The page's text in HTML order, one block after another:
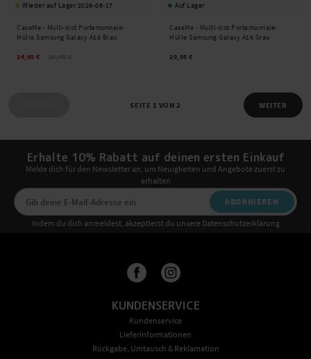
Wieder auf Lager 2026-08-17
CaseMe - Multi-slot Portemonnaie-
Hülle Samsung Galaxy A16 Blau
24,95 €
Auf Lager
CaseMe - Multi-slot Portemonnaie-
Hülle Samsung Galaxy A16 Grau
29,95 €
SEITE 1 VON 2 WEITER
Erhalte 10% Rabatt auf deinen ersten Einkauf
Melde dich für den Newsletter an, um Neuigkeiten und Angebote zuerst zu
erhalten
ABONNIEREN
Indem du dich anmeldest, akzeptierst du unsere Datenschutzerklärung
KUNDENSERVICE
Kundenservice
Lieferinformationen
Rückgabe, Umtausch & Reklamation